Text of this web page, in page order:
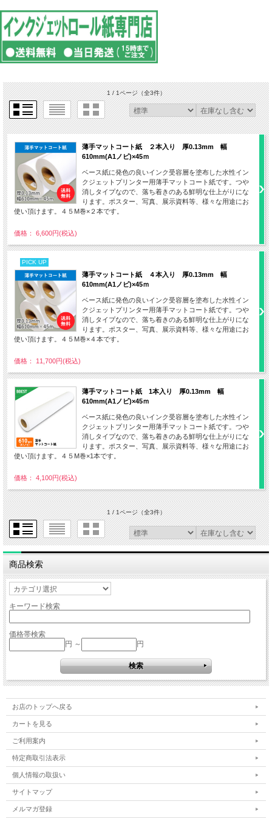
1 / 1ページ（全3件）
薄手マットコート紙 ２本入り 厚0.13mm 幅
610mm(A1ノビ)×45ｍ
ベース紙に発色の良いインク受容層を塗布した水性イン
クジェットプリンター用薄手マットコート紙です。つや
消しタイプなので、落ち着きのある鮮明な仕上がりにな
ります。ポスター、写真、展示資料等、様々な用途にお
使い頂けます。４５M巻×２本です。
価格： 6,600円(税込)
PICK UP
薄手マットコート紙 ４本入り 厚0.13mm 幅
610mm(A1ノビ)×45ｍ
ベース紙に発色の良いインク受容層を塗布した水性イン
クジェットプリンター用薄手マットコート紙です。つや
消しタイプなので、落ち着きのある鮮明な仕上がりにな
ります。ポスター、写真、展示資料等、様々な用途にお
使い頂けます。４５M巻×４本です。
価格： 11,700円(税込)
薄手マットコート紙 1本入り 厚0.13mm 幅
610mm(A1ノビ)×45ｍ
ベース紙に発色の良いインク受容層を塗布した水性イン
クジェットプリンター用薄手マットコート紙です。つや
消しタイプなので、落ち着きのある鮮明な仕上がりにな
ります。ポスター、写真、展示資料等、様々な用途にお
使い頂けます。４５M巻×1本です。
価格： 4,100円(税込)
1 / 1ページ（全3件）
商品検索
キーワード検索
価格帯検索
円 ～
円
お店のトップへ戻る
カートを見る
ご利用案内
特定商取引法表示
個人情報の取扱い
サイトマップ
メルマガ登録